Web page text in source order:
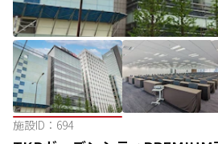
施設ID： 694